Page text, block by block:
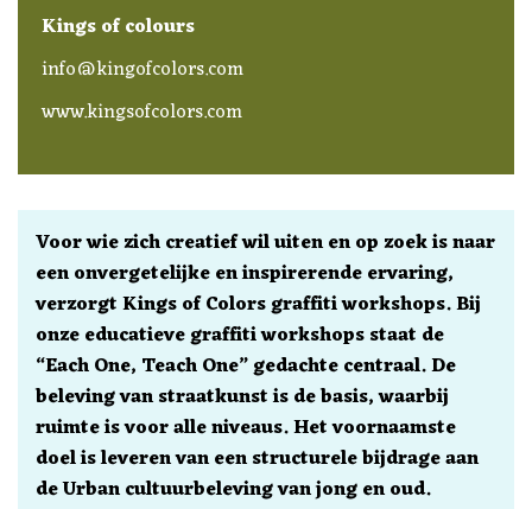
Kings of colours
info@kingofcolors.com
www.kingsofcolors.com
Voor wie zich creatief wil uiten en op zoek is naar
een onvergetelijke en inspirerende ervaring,
verzorgt Kings of Colors graffiti workshops. Bij
onze educatieve graffiti workshops staat de
“Each One, Teach One” gedachte centraal. De
beleving van straatkunst is de basis, waarbij
ruimte is voor alle niveaus. Het voornaamste
doel is leveren van een structurele bijdrage aan
de Urban cultuurbeleving van jong en oud.